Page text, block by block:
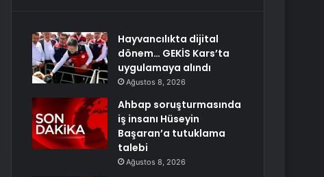
Hayvancılıkta dijital
dönem… GEKİS Kars’ta
uygulamaya alındı
Ağustos 8, 2026
Ahbap soruşturmasında
iş insanı Hüseyin
Başaran’a tutuklama
talebi
Ağustos 8, 2026